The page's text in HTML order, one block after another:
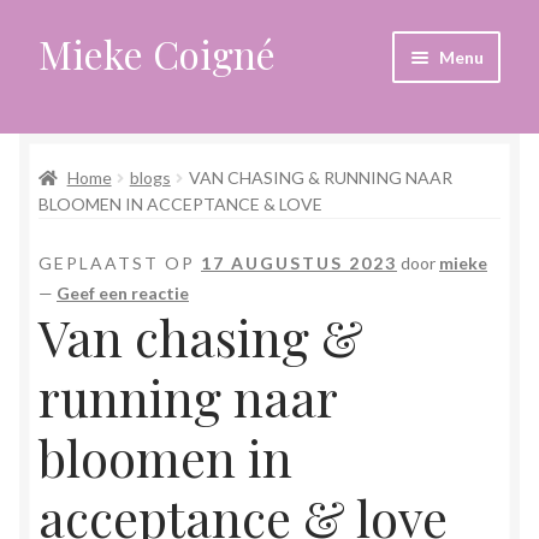
Ga
door
navigatie
Ga
naar
inhoud
Mieke Coigné Menu
Afrekenen
Anders leven in een sterk veranderende tijd
Bewust omgaan met hoog gevoeligheid
Blogs
Home blogs
VAN CHASING & RUNNING NAAR
BLOOMEN IN ACCEPTANCE & LOVE
GEPLAATST OP 17 AUGUSTUS 2023 door mieke
— Geef een reactie
Van chasing &
running naar
bloomen in
acceptance & love